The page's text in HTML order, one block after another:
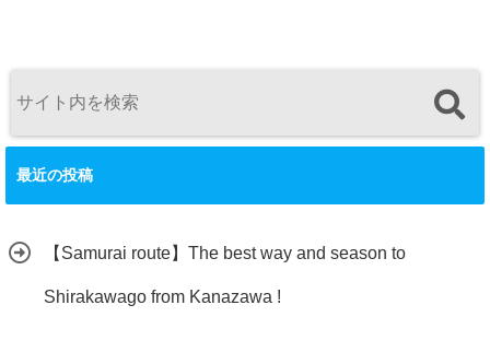
最近の投稿
【Samurai route】The best way and season to
Shirakawago from Kanazawa !